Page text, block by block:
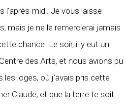
l’après-midi. Je vous laisse
mais je ne le remercierai jamais
chance. Le soir, il y eut un
des Arts, et nous avions pu
loges, où j’avais pris cette
Claude, et que la terre te soit